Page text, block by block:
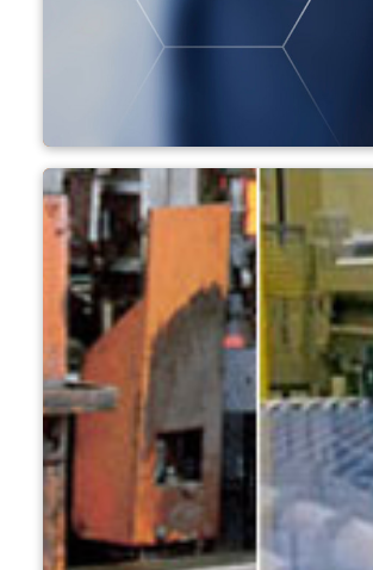
Araştırma & Geliştirme